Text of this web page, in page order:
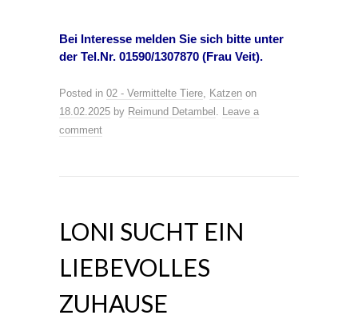
Bei Interesse melden Sie sich bitte unter
der Tel.Nr. 01590/1307870 (Frau Veit).
Posted in 02 - Vermittelte Tiere, Katzen on
18.02.2025 by Reimund Detambel . Leave a
comment
LONI SUCHT EIN
LIEBEVOLLES
ZUHAUSE